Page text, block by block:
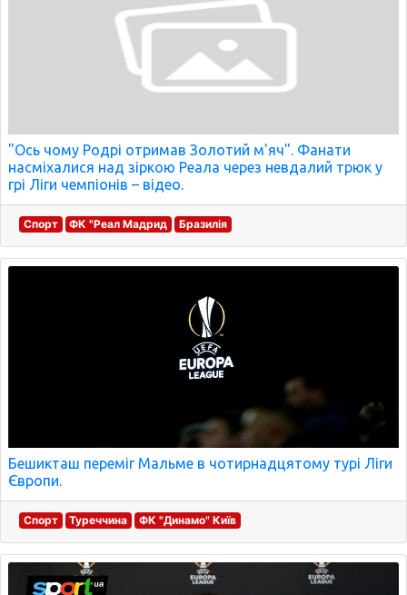
"Ось чому Родрі отримав Золотий м'яч". Фанати
насміхалися над зіркою Реала через невдалий трюк у
грі Ліги чемпіонів – відео.
Спорт ФК "Реал Мадрид Бразилія
Бешикташ переміг Мальме в чотирнадцятому турі Ліги
Європи.
Спорт Туреччина ФК "Динамо" Київ